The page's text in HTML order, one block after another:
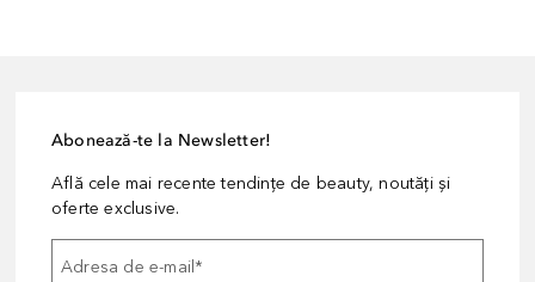
Abonează-te la Newsletter!
Află cele mai recente tendințe de beauty, noutăți și
oferte exclusive.
Adresa de e-mail*